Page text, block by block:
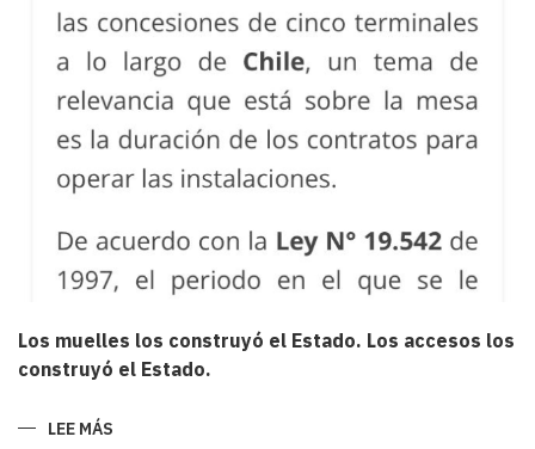
Los muelles los construyó el Estado. Los accesos los
construyó el Estado.
LEE MÁS